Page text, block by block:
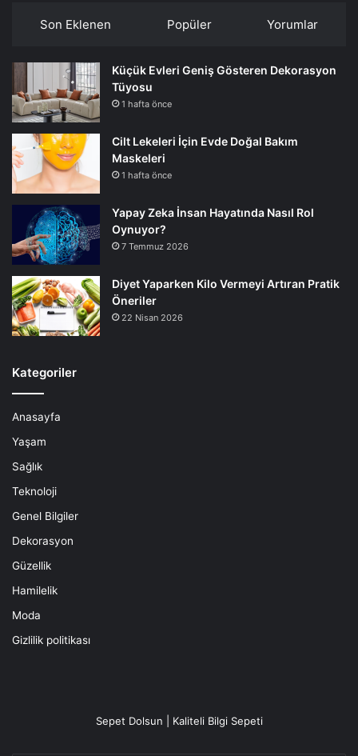
Son Eklenen Popüler Yorumlar
Küçük Evleri Geniş Gösteren Dekorasyon
Tüyosu
1 hafta önce
Cilt Lekeleri İçin Evde Doğal Bakım
Maskeleri
1 hafta önce
Yapay Zeka İnsan Hayatında Nasıl Rol
Oynuyor?
7 Temmuz 2026
Diyet Yaparken Kilo Vermeyi Artıran Pratik
Öneriler
22 Nisan 2026
Kategoriler
Anasayfa
Yaşam
Sağlık
Teknoloji
Genel Bilgiler
Dekorasyon
Güzellik
Hamilelik
Moda
Gizlilik politikası
Sepet Dolsun | Kaliteli Bilgi Sepeti